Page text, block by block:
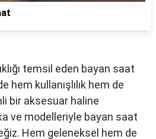
temsil eden bayan saat
hem kullanışlılık hem de
bir aksesuar haline
ve modelleriyle bayan saat
Hem geleneksel hem de